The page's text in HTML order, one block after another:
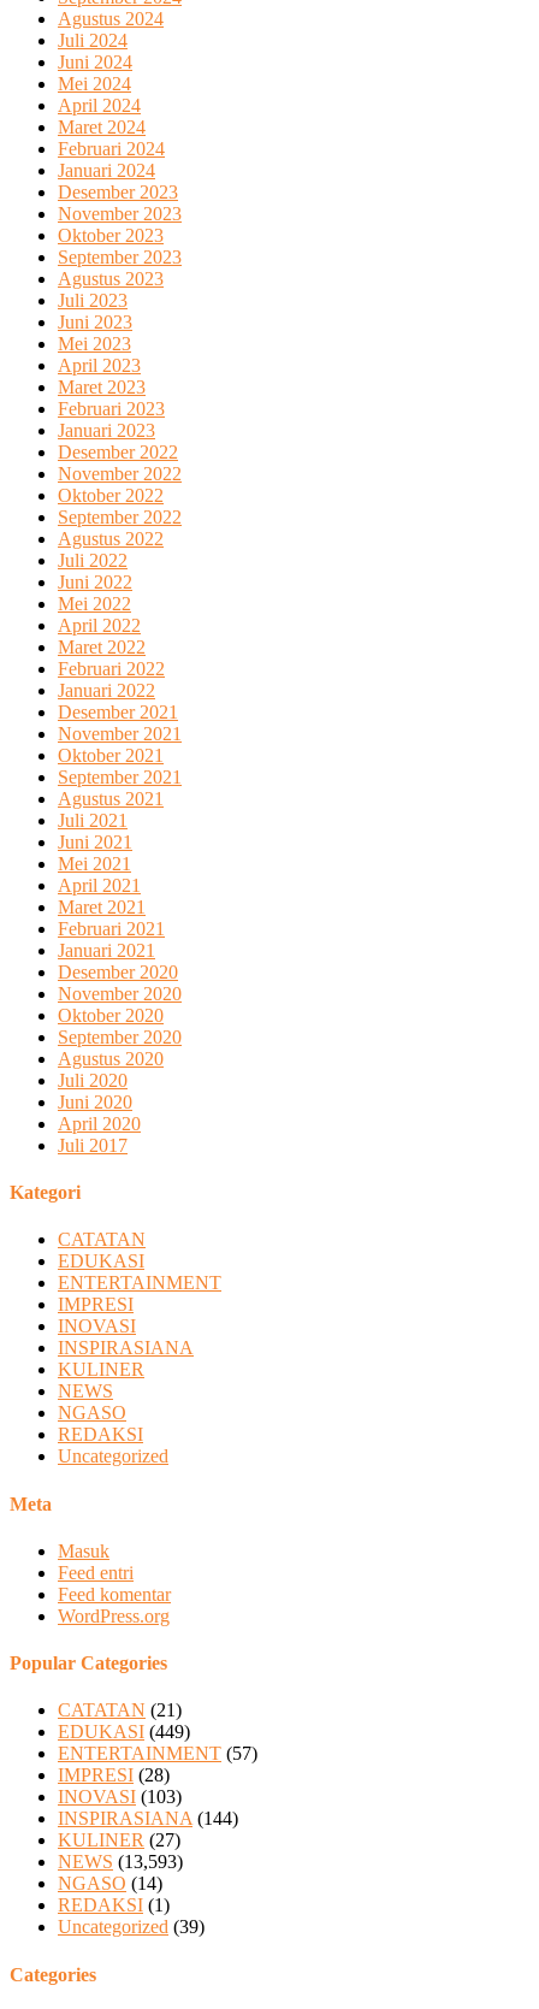
Agustus 2024
Juli 2024
Juni 2024
Mei 2024
April 2024
Maret 2024
Februari 2024
Januari 2024
Desember 2023
November 2023
Oktober 2023
September 2023
Agustus 2023
Juli 2023
Juni 2023
Mei 2023
April 2023
Maret 2023
Februari 2023
Januari 2023
Desember 2022
November 2022
Oktober 2022
September 2022
Agustus 2022
Juli 2022
Juni 2022
Mei 2022
April 2022
Maret 2022
Februari 2022
Januari 2022
Desember 2021
November 2021
Oktober 2021
September 2021
Agustus 2021
Juli 2021
Juni 2021
Mei 2021
April 2021
Maret 2021
Februari 2021
Januari 2021
Desember 2020
November 2020
Oktober 2020
September 2020
Agustus 2020
Juli 2020
Juni 2020
April 2020
Juli 2017
Kategori
CATATAN
EDUKASI
ENTERTAINMENT
IMPRESI
INOVASI
INSPIRASIANA
KULINER
NEWS
NGASO
REDAKSI
Uncategorized
Meta
Masuk
Feed entri
Feed komentar
WordPress.org
Popular Categories
CATATAN (21)
EDUKASI (449)
ENTERTAINMENT (57)
IMPRESI (28)
INOVASI (103)
INSPIRASIANA (144)
KULINER (27)
NEWS (13,593)
NGASO (14)
REDAKSI (1)
Uncategorized (39)
Categories